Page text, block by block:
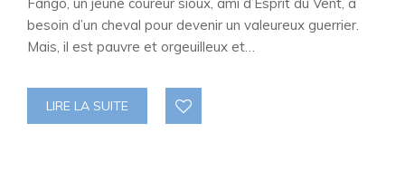
Fango, un jeune coureur sioux, ami d’Esprit du Vent, a
besoin d’un cheval pour devenir un valeureux guerrier.
Mais, il est pauvre et orgeuilleux et…
LIRE LA SUITE